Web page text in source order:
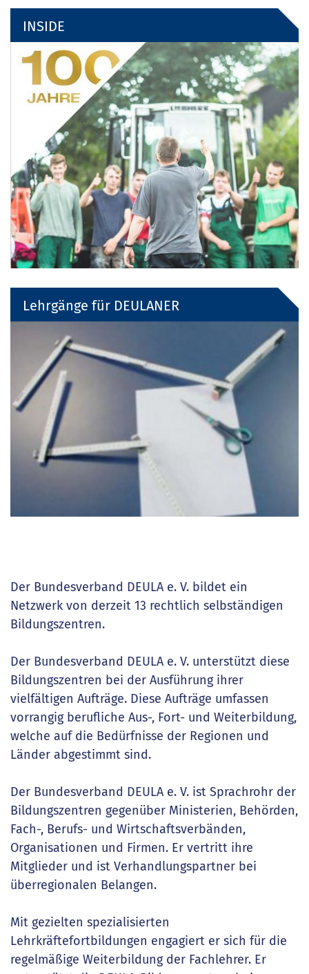
INSIDE
Lehrgänge für DEULANER
Der Bundesverband DEULA e. V. bildet ein
Netzwerk von derzeit 13 rechtlich selbständigen
Bildungszentren.
Der Bundesverband DEULA e. V. unterstützt diese
Bildungszentren bei der Ausführung ihrer
vielfältigen Aufträge. Diese Aufträge umfassen
vorrangig berufliche Aus-, Fort- und Weiterbildung,
welche auf die Bedürfnisse der Regionen und
Länder abgestimmt sind.
Der Bundesverband DEULA e. V. ist Sprachrohr der
Bildungszentren gegenüber Ministerien, Behörden,
Fach-, Berufs- und Wirtschaftsverbänden,
Organisationen und Firmen. Er vertritt ihre
Mitglieder und ist Verhandlungspartner bei
überregionalen Belangen.
Mit gezielten spezialisierten
Lehrkräftefortbildungen engagiert er sich für die
regelmäßige Weiterbildung der Fachlehrer. Er